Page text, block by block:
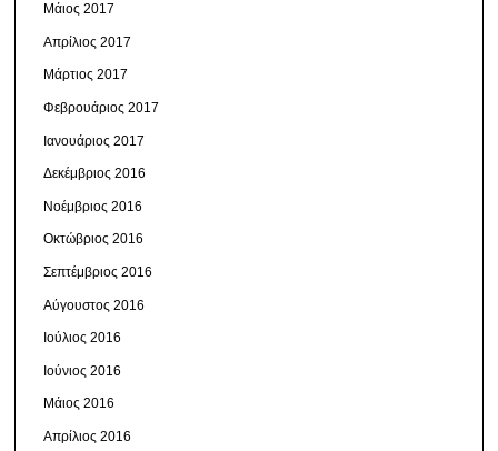
Μάιος 2017
Απρίλιος 2017
Μάρτιος 2017
Φεβρουάριος 2017
Ιανουάριος 2017
Δεκέμβριος 2016
Νοέμβριος 2016
Οκτώβριος 2016
Σεπτέμβριος 2016
Αύγουστος 2016
Ιούλιος 2016
Ιούνιος 2016
Μάιος 2016
Απρίλιος 2016